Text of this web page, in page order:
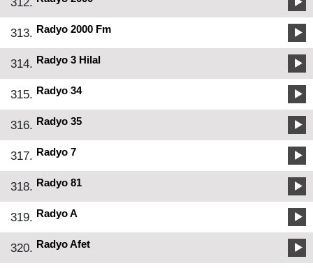
313. Radyo 2000 Fm
314. Radyo 3 Hilal
315. Radyo 34
316. Radyo 35
317. Radyo 7
318. Radyo 81
319. Radyo A
320. Radyo Afet